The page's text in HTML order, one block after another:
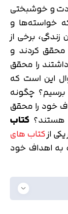
و خوشبختی
خواسته‌ها و
برخی از
کردند و
را محقق
این است که
چگونه
خود را محقق
هستند؟ کتاب
ازکتاب های
به اهداف خود